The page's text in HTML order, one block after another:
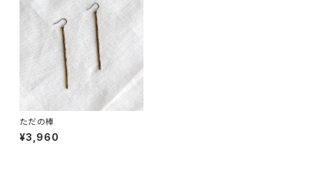
ただの棒
¥3,960